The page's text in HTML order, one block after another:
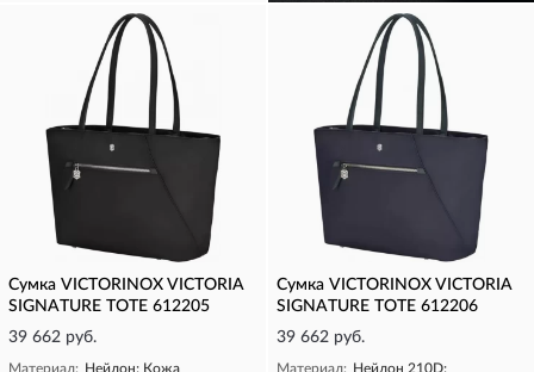
Сумка VICTORINOX VICTORIA
SIGNATURE TOTE 612205
39 662 руб.
Материал: Нейлон; Кожа
Сумка VICTORINOX VICTORIA
SIGNATURE TOTE 612206
39 662 руб.
Материал: Нейлон 210D;